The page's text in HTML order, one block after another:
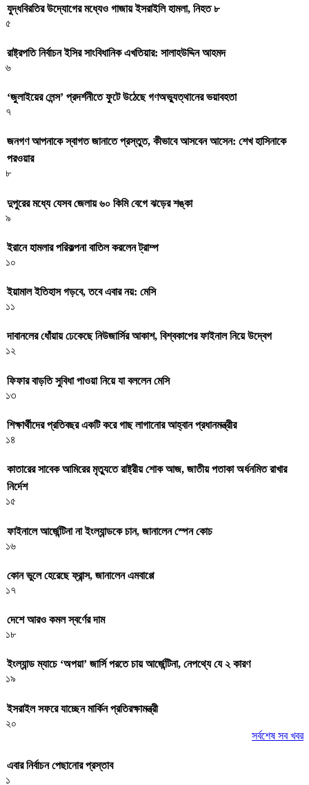
যুদ্ধবিরতির উদ্যোগের মধ্যেও গাজায় ইসরাইলি হামলা, নিহত ৮
৫
রাষ্ট্রপতি নির্বাচন ইসির সাংবিধানিক এখতিয়ার: সালাহউদ্দিন আহমদ
৬
‘জুলাইয়ের লেন্স’ প্রদর্শনীতে ফুটে উঠেছে গণঅভ্যুত্থানের ভয়াবহতা
৭
জনগণ আপনাকে স্বাগত জানাতে প্রস্তুত, কীভাবে আসবেন আসেন: শেখ হাসিনাকে
পরওয়ার
৮
দুপুরের মধ্যে যেসব জেলায় ৬০ কিমি বেগে ঝড়ের শঙ্কা
৯
ইরানে হামলার পরিকল্পনা বাতিল করলেন ট্রাম্প
১০
ইয়ামাল ইতিহাস গড়বে, তবে এবার নয়: মেসি
১১
দাবানলের ধোঁয়ায় ঢেকেছে নিউজার্সির আকাশ, বিশ্বকাপের ফাইনাল নিয়ে উদ্বেগ
১২
ফিফার বাড়তি সুবিধা পাওয়া নিয়ে যা বললেন মেসি
১৩
শিক্ষার্থীদের প্রতিবছর একটি করে গাছ লাগানোর আহ্বান প্রধানমন্ত্রীর
১৪
কাতারের সাবেক আমিরের মৃত্যুতে রাষ্ট্রীয় শোক আজ, জাতীয় পতাকা অর্ধনমিত রাখার
নির্দেশ
১৫
ফাইনালে আর্জেন্টিনা না ইংল্যান্ডকে চান, জানালেন স্পেন কোচ
১৬
কোন ভুলে হেরেছে ফ্রান্স, জানালেন এমবাপ্পে
১৭
দেশে আরও কমল স্বর্ণের দাম
১৮
ইংল্যান্ড ম্যাচে ‘অপয়া’ জার্সি পরতে চায় আর্জেন্টিনা, নেপথ্যে যে ২ কারণ
১৯
ইসরাইল সফরে যাচ্ছেন মার্কিন প্রতিরক্ষামন্ত্রী
২০
সর্বশেষ সব খবর
এবার নির্বাচন পেছানোর প্রস্তাব
১